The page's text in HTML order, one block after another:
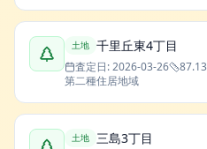
土地 千里丘東4丁目
査定日:2026-03-26 87.13
第二種住居地域
土地 三島3丁目